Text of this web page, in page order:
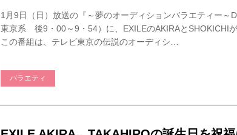
1月9日（日）放送の『～夢のオーディションバラエティー～
東京系 後9・00～9・54）に、EXILEのAKIRAとSHOKICHIが
この番組は、テレビ東京の伝説のオーディシ…
バラエティ